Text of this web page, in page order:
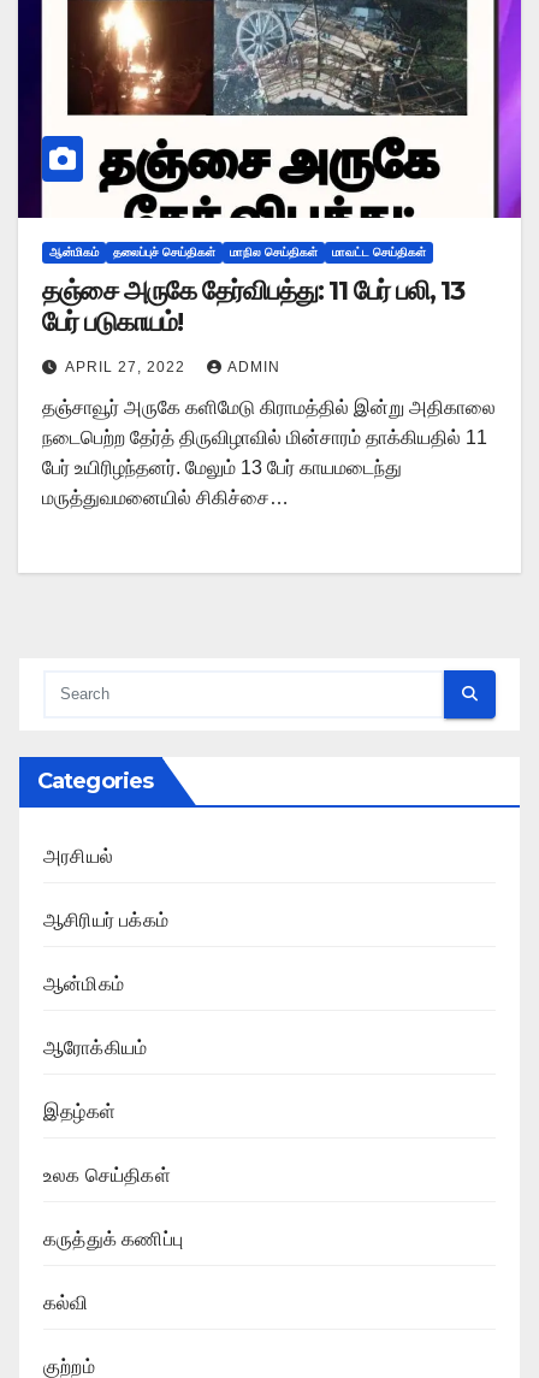
ஆன்மிகம் தலைப்புச் செய்திகள் மாநில செய்திகள் மாவட்ட செய்திகள்
தஞ்சை அருகே தேர்விபத்து: 11 பேர் பலி, 13
பேர் படுகாயம்!
APRIL 27, 2022 ADMIN
தஞ்சாவூர் அருகே களிமேடு கிராமத்தில் இன்று அதிகாலை
நடைபெற்ற தேர்த் திருவிழாவில் மின்சாரம் தாக்கியதில் 11
பேர் உயிரிழந்தனர். மேலும் 13 பேர் காயமடைந்து
மருத்துவமனையில் சிகிச்சை…
Categories
அரசியல்
ஆசிரியர் பக்கம்
ஆன்மிகம்
ஆரோக்கியம்
இதழ்கள்
உலக செய்திகள்
கருத்துக் கணிப்பு
கல்வி
குற்றம்